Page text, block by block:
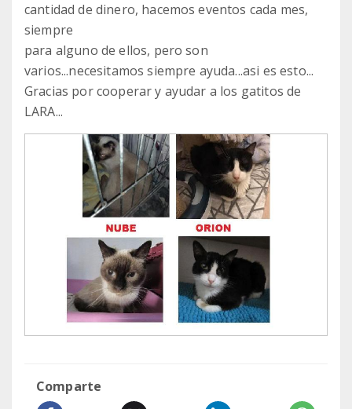
cantidad de dinero, hacemos eventos cada mes,
siempre
para alguno de ellos, pero son
varios...necesitamos siempre ayuda...asi es esto...
Gracias por cooperar y ayudar a los gatitos de
LARA...
Comparte